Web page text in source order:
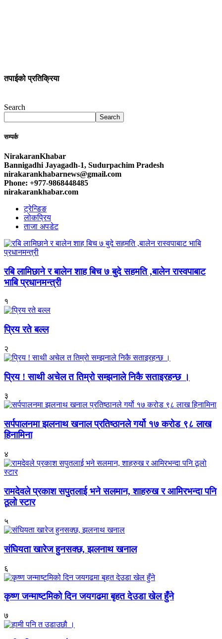
तपाईको प्रतिक्रिया
Search
Search
सम्पर्क
NirakaranKhabar
Bannigadhi Jayagadh-1, Sudurpachim Pradesh
nirakarankhabarnews@gmail.com
Phone: +977-9868448485
nirakarankhabar.com
ट्रेन्डिङ
लोकप्रिय
ताजा अपडेट
रबि लामिछाने र बालेन शाह बिच ७ बुदे सहमति ,बालेन रास्वपाबाट
भाबि प्रधानमन्त्री
१
प्रिय रते बल्ल
२
प्रिय ! साथी अचेल त तिम्रो सम्झनाले निकै सताइरहन्छ ।
३
सर्पपालनमा झलनाथ खनाल प्रतिष्ठानले गर्यो १७ करोड ९८ लाख
हिनामिना
४
रामदेवले प्रकाश सपुतलाई भने सलमान, शाहरुख र आमिरभन्दा पनि
ठूलो स्टार
५
संघियता खारेज हुनसक्छ, झलनाथ खनाल
६
कृष्ण जन्माष्टमिको दिन जयगढमा बृहत देउडा खेल हुँने
७